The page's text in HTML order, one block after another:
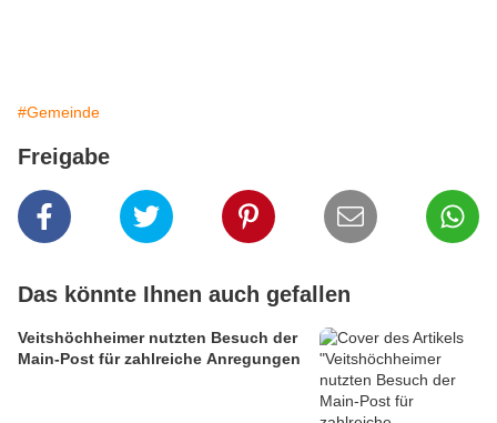
#Gemeinde
Freigabe
Das könnte Ihnen auch gefallen
Veitshöchheimer nutzten Besuch der
Main-Post für zahlreiche Anregungen